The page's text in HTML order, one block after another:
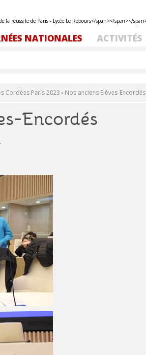
NATIONALES ACTIVITÉS
Cordées Paris 2023 › Nos anciens Elèves-Encordés
Encordés